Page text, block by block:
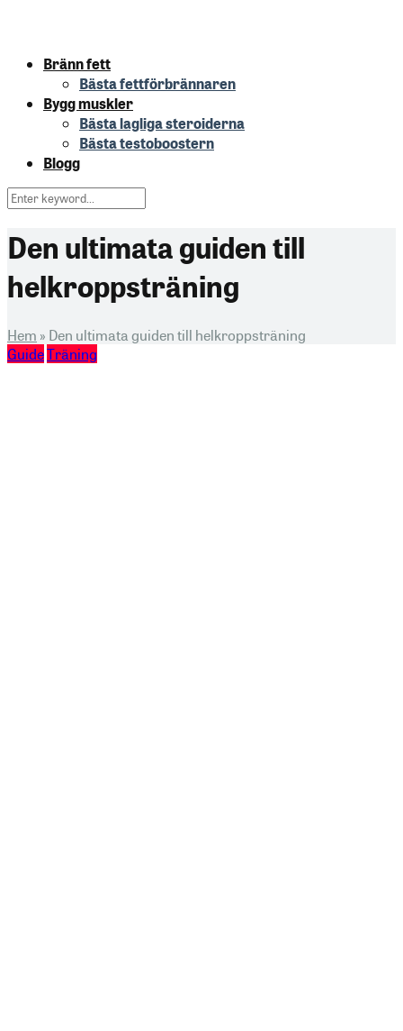
Bränn fett
Bästa fettförbrännaren
Bygg muskler
Bästa lagliga steroiderna
Bästa testoboostern
Blogg
Den ultimata guiden till
helkroppsträning
Hem » Den ultimata guiden till helkroppsträning
GuideTräning